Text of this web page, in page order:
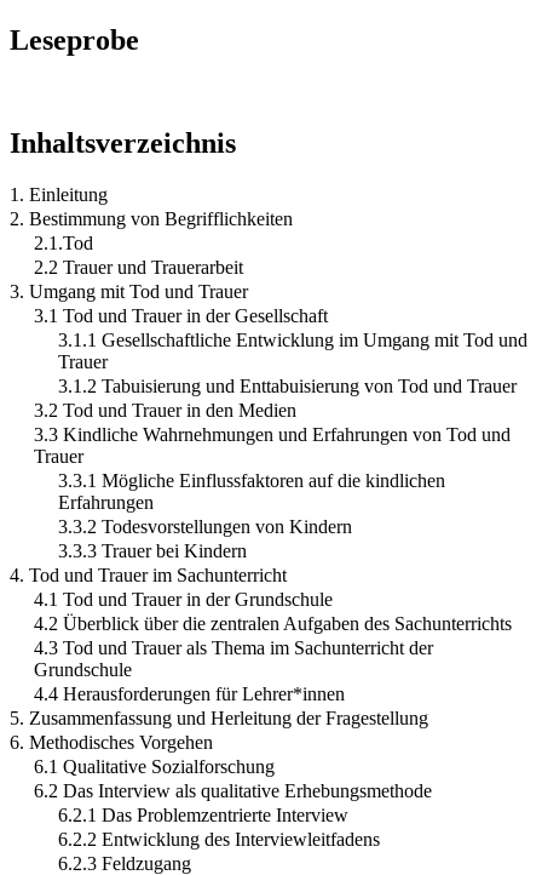
Leseprobe
Inhaltsverzeichnis
1. Einleitung
2. Bestimmung von Begrifflichkeiten
2.1.Tod
2.2 Trauer und Trauerarbeit
3. Umgang mit Tod und Trauer
3.1 Tod und Trauer in der Gesellschaft
3.1.1 Gesellschaftliche Entwicklung im Umgang mit Tod und
Trauer
3.1.2 Tabuisierung und Enttabuisierung von Tod und Trauer
3.2 Tod und Trauer in den Medien
3.3 Kindliche Wahrnehmungen und Erfahrungen von Tod und
Trauer
3.3.1 Mögliche Einflussfaktoren auf die kindlichen
Erfahrungen
3.3.2 Todesvorstellungen von Kindern
3.3.3 Trauer bei Kindern
4. Tod und Trauer im Sachunterricht
4.1 Tod und Trauer in der Grundschule
4.2 Überblick über die zentralen Aufgaben des Sachunterrichts
4.3 Tod und Trauer als Thema im Sachunterricht der
Grundschule
4.4 Herausforderungen für Lehrer*innen
5. Zusammenfassung und Herleitung der Fragestellung
6. Methodisches Vorgehen
6.1 Qualitative Sozialforschung
6.2 Das Interview als qualitative Erhebungsmethode
6.2.1 Das Problemzentrierte Interview
6.2.2 Entwicklung des Interviewleitfadens
6.2.3 Feldzugang